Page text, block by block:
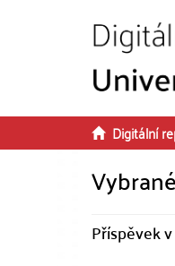
Digitální
Příspěvek